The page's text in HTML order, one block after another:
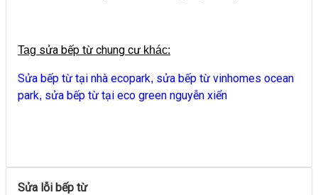
Tag sửa bếp từ chung cư khác:
Sửa bếp từ tại nhà ecopark, sửa bếp từ vinhomes ocean
park, sửa bếp từ tại eco green nguyễn xiển
Sửa lỗi bếp từ